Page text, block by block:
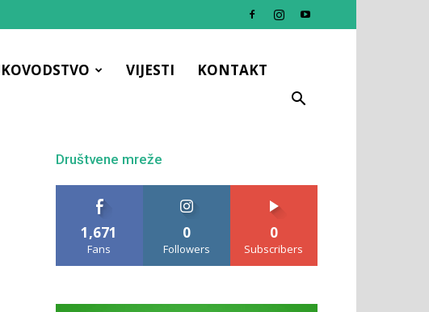
VIJESTI KONTAKT
Društvene mreže
1,671
Fans
0
Followers
0
Subscribers